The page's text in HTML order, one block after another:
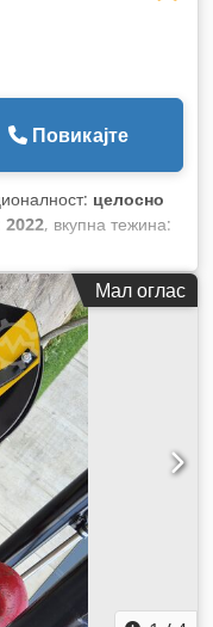
Повикајте
целосно
2022, вкупна тежина:
5.000 кг,
Мал оглас